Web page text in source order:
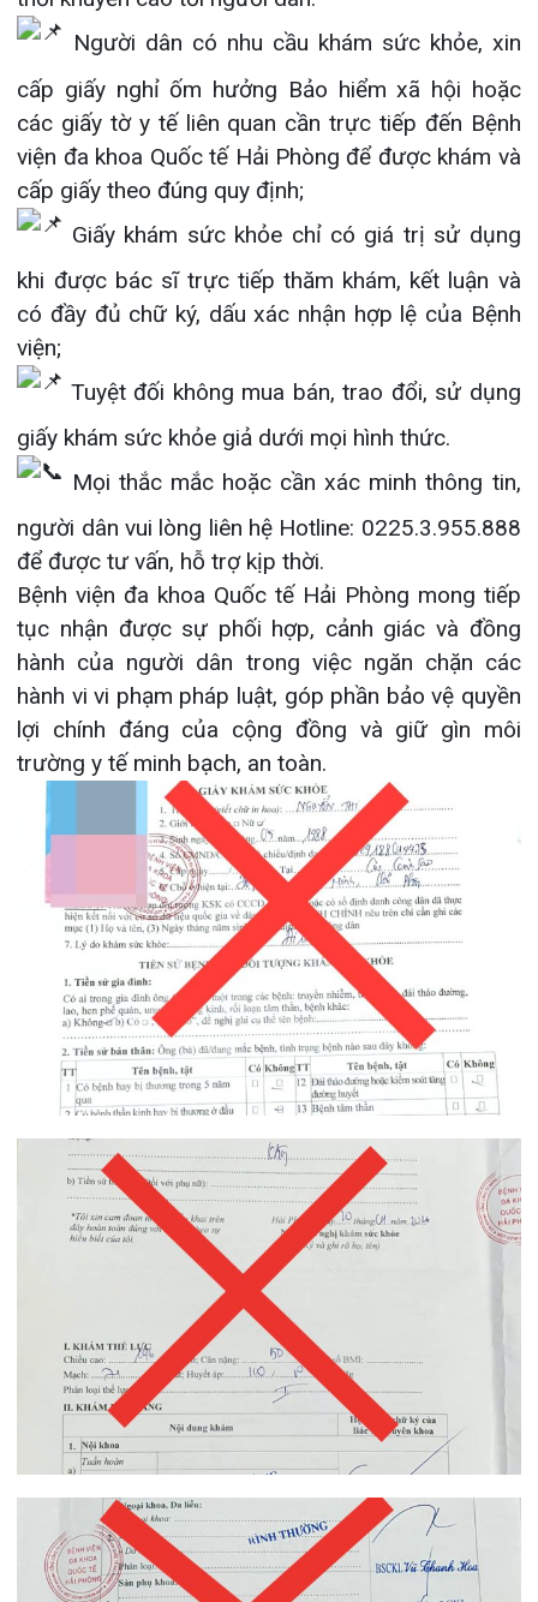
Khoa Hô hấp – Nội tiết – Bệnh nhiệt đới
ứng miễn dịch
Khoa Tiêu hóa
Khoa Ung Bướu
Khoa Thần kinh – Đột quỵ
Khoa Thận nhân tạo
Giấy khám sức khỏe chỉ có giá trị sử dụng
khi được bác sĩ trực tiếp thăm khám, kết luận và
có đầy đủ chữ ký, dấu xác nhận hợp lệ của Bệnh
viện;
Tuyệt đối không mua bán, trao đổi, sử dụng
giấy khám sức khỏe giả dưới mọi hình thức.
Mọi thắc mắc hoặc cần xác minh thông tin,
để được tư vấn, hỗ trợ kịp thời.
Bệnh viện đa khoa Quốc tế Hải Phòng mong tiếp
tục nhận được sự phối hợp, cảnh giác và đồng
hành của người dân trong việc ngăn chặn các
hành vi vi phạm pháp luật, góp phần bảo vệ quyền
lợi chính đáng của cộng đồng và giữ gìn môi
trường y tế minh bạch, an toàn.